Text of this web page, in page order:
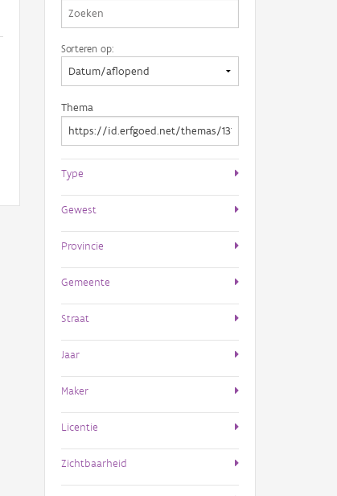
Sorteren op:
Thema
Type
Gewest
Provincie
Gemeente
Straat
Jaar
Maker
Licentie
Zichtbaarheid